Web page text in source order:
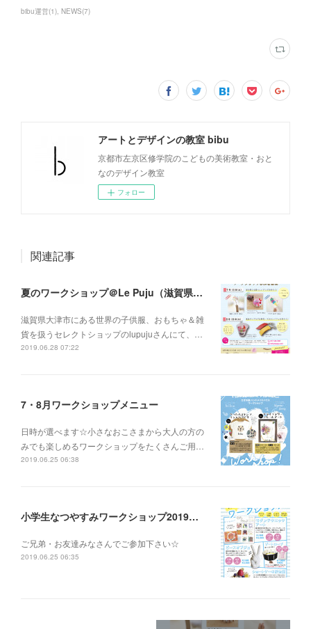
bibu運営(1) NEWS(7)
アートとデザインの教室 bibu
京都市左京区修学院のこどもの美術教室・おと
なのデザイン教室
フォロー
関連記事
夏のワークショップ＠Le Puju（滋賀県大津市）
滋賀県大津市にある世界の子供服、おもちゃ＆雑
貨を扱うセレクトショップのlupujuさんにて、…
2019.06.28 07:22
7・8月ワークショップメニュー
日時が選べます☆小さなおこさまから大人の方の
みでも楽しめるワークショップをたくさんご用…
2019.06.25 06:38
小学生なつやすみワークショップ2019開催します☆
ご兄弟・お友達みなさんでご参加下さい☆
2019.06.25 06:35